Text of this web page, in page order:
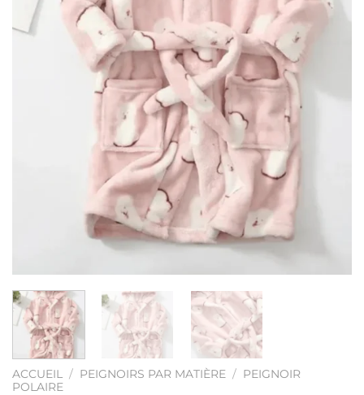
ACCUEIL / PEIGNOIRS PAR MATIÈRE / PEIGNOIR
POLAIRE